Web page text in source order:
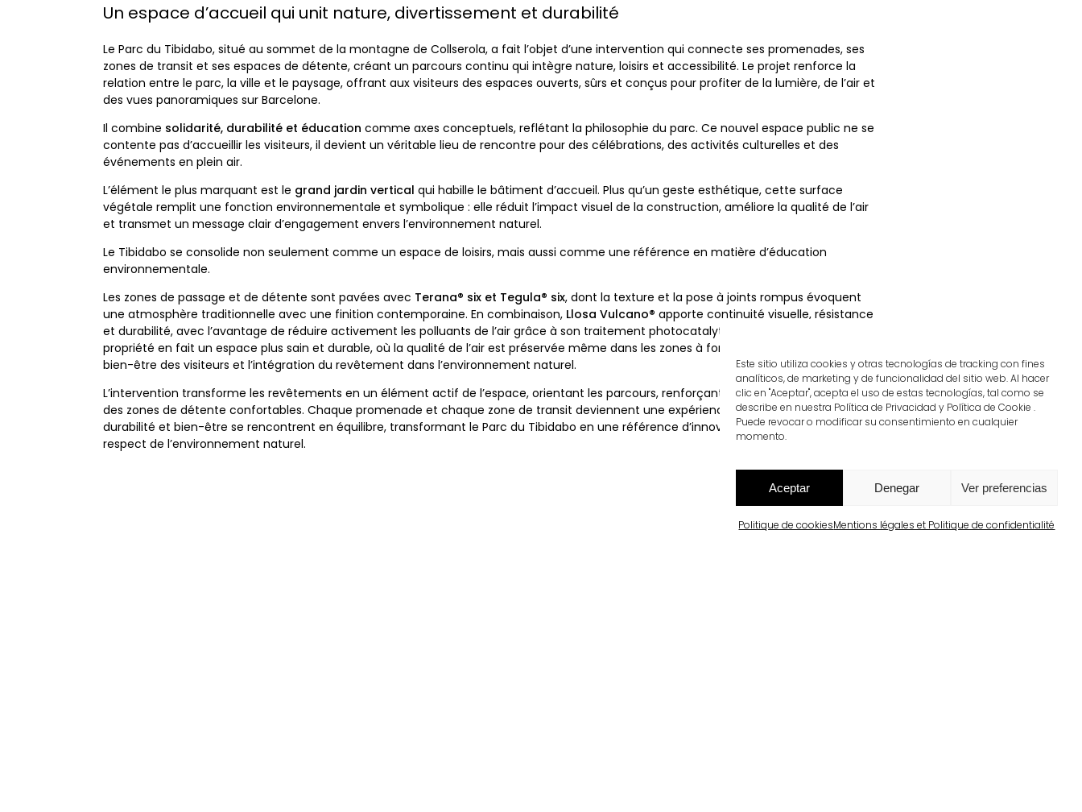
Este sitio utiliza cookies y otras tecnologías de tracking con fines
analíticos, de marketing y de funcionalidad del sitio web. Al hacer
clic en "Aceptar", acepta el uso de estas tecnologías, tal como se
describe en nuestra Política de Privacidad y Política de Cookie .
Puede revocar o modificar su consentimiento en cualquier
momento.
Aceptar Denegar Ver preferencias
Politique de cookiesMentions légales et Politique de confidentialité
Un espace d’accueil qui unit nature, divertissement et durabilité
Le Parc du Tibidabo, situé au sommet de la montagne de Collserola, a fait l’objet d’une intervention qui connecte ses promenades, ses
zones de transit et ses espaces de détente, créant un parcours continu qui intègre nature, loisirs et accessibilité. Le projet renforce la
relation entre le parc, la ville et le paysage, offrant aux visiteurs des espaces ouverts, sûrs et conçus pour profiter de la lumière, de l’air et
des vues panoramiques sur Barcelone.
Il combine solidarité, durabilité et éducation comme axes conceptuels, reflétant la philosophie du parc. Ce nouvel espace public ne se
contente pas d’accueillir les visiteurs, il devient un véritable lieu de rencontre pour des célébrations, des activités culturelles et des
événements en plein air.
L’élément le plus marquant est le grand jardin vertical qui habille le bâtiment d’accueil. Plus qu’un geste esthétique, cette surface
végétale remplit une fonction environnementale et symbolique : elle réduit l’impact visuel de la construction, améliore la qualité de l’air
et transmet un message clair d’engagement envers l’environnement naturel.
Le Tibidabo se consolide non seulement comme un espace de loisirs, mais aussi comme une référence en matière d’éducation
environnementale.
Les zones de passage et de détente sont pavées avec Terana® six et Tegula® six, dont la texture et la pose à joints rompus évoquent
une atmosphère traditionnelle avec une finition contemporaine. En combinaison, Llosa Vulcano® apporte continuité visuelle, résistance
et durabilité, avec l’avantage de réduire activement les polluants de l’air grâce à son traitement photocatalytique
propriété en fait un espace plus sain et durable, où la qualité de l’air est préservée même dans les zones à fort passage, renforçant le
bien-être des visiteurs et l’intégration du revêtement dans l’environnement naturel.
L’intervention transforme les revêtements en un élément actif de l’espace, orientant les parcours, renforçant l’accessibilité et créant
des zones de détente confortables. Chaque promenade et chaque zone de transit deviennent une expérience immersive, où design,
durabilité et bien-être se rencontrent en équilibre, transformant le Parc du Tibidabo en une référence d’innovation urbaine et de
respect de l’environnement naturel.